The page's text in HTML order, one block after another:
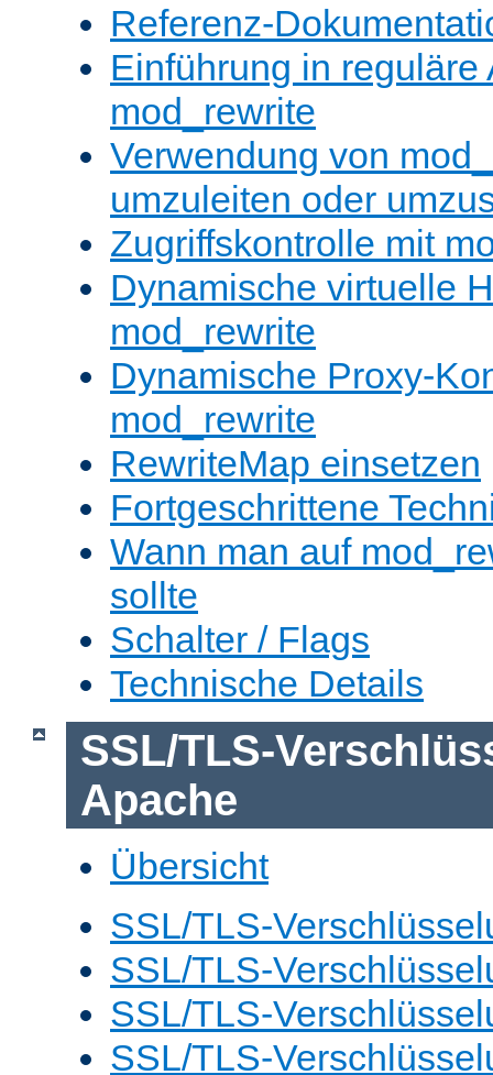
Referenz-
Einführung in reguläre
mod_rewrite
Verwendung von
umzuleiten oder
Zugriffskontrolle mit
Dynamische virtuelle
mod_rewrite
Dynamische Proxy-
mod_rewrite
RewriteMap einsetzen
Fortgeschrittene
Wann man auf
sollte
Schalter / Flags
Technische Details
SSL/TLS-
Apache
Übersicht
SSL/TLS-
SSL/TLS-
SSL/TLS-
SSL/TLS-